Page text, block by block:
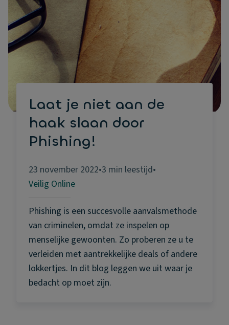
Laat je niet aan de
haak slaan door
Phishing!
23 november 2022•3 min leestijd•
Veilig Online
Phishing is een succesvolle aanvalsmethode
van criminelen, omdat ze inspelen op
menselijke gewoonten. Zo proberen ze u te
verleiden met aantrekkelijke deals of andere
lokkertjes. In dit blog leggen we uit waar je
bedacht op moet zijn.